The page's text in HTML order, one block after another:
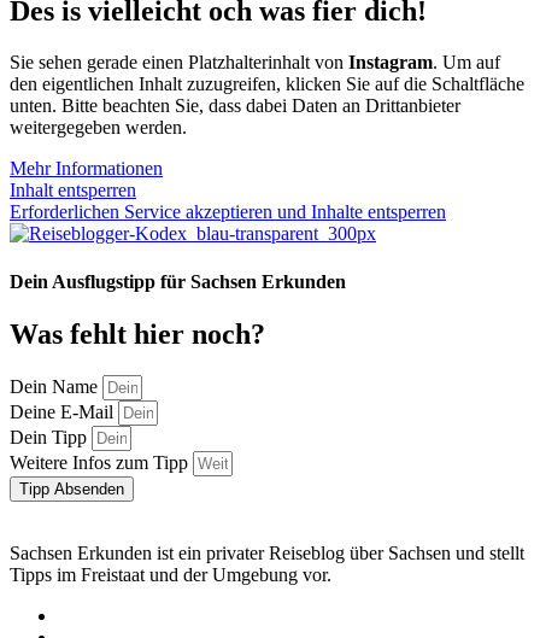
Des is vielleicht och was fier dich!
Sie sehen gerade einen Platzhalterinhalt von Instagram. Um auf
den eigentlichen Inhalt zuzugreifen, klicken Sie auf die Schaltfläche
unten. Bitte beachten Sie, dass dabei Daten an Drittanbieter
weitergegeben werden.
Mehr Informationen
Inhalt entsperren
Erforderlichen Service akzeptieren und Inhalte entsperren
Dein Ausflugstipp für Sachsen Erkunden
Was fehlt hier noch?
Dein Name
Deine E-Mail
Dein Tipp
Weitere Infos zum Tipp
Tipp Absenden
Sachsen Erkunden ist ein privater Reiseblog über Sachsen und stellt
Tipps im Freistaat und der Umgebung vor.